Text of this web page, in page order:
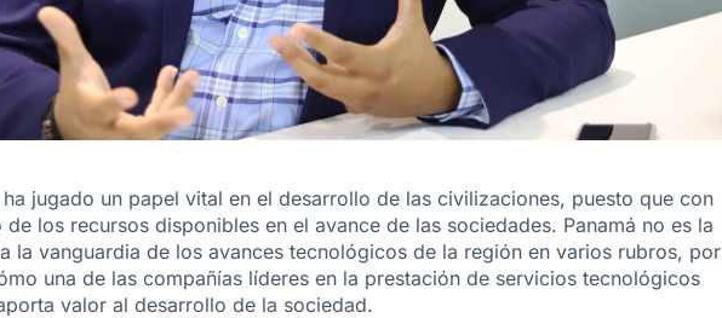
jugado un papel vital en el desarrollo de las civilizaciones, puesto que con
los recursos disponibles en el avance de las sociedades. Panamá no es la
la vanguardia de los avances tecnológicos de la región en varios rubros, por
una de las compañías líderes en la prestación de servicios tecnológicos
valor al desarrollo de la sociedad.